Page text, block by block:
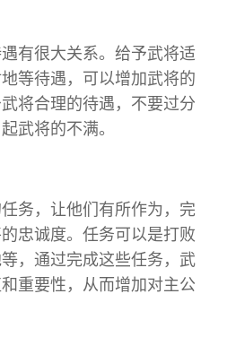
有很大关系。给予武将适
等待遇，可以增加武将的
将合理的待遇，不要过分
武将的不满。
务，让他们有所作为，完
忠诚度。任务可以是打败
，通过完成这些任务，武
重要性，从而增加对主公